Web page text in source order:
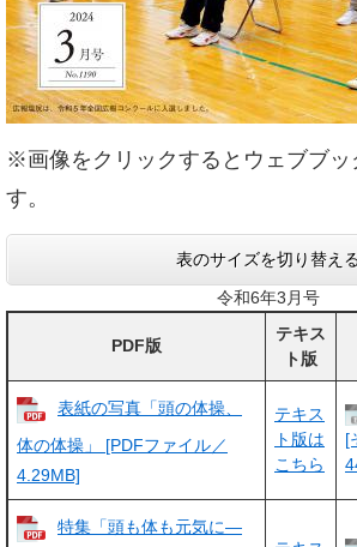
※画像をクリックするとウェブブッ
す。
表のサイズを切り替える
令和6年3月号
PDF版
テキス
ト版
表紙の写真「頭の体操、
体の体操」 [PDFファイル／
4.29MB]
テキス
ト版は
こちら
[
特集「頭も体も元気に―